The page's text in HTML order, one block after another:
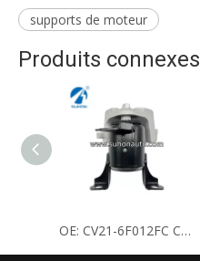
supports de moteur
Produits connexes
OE: CV21-6F012FC CV21-6F012CD 1781783 Support moteur